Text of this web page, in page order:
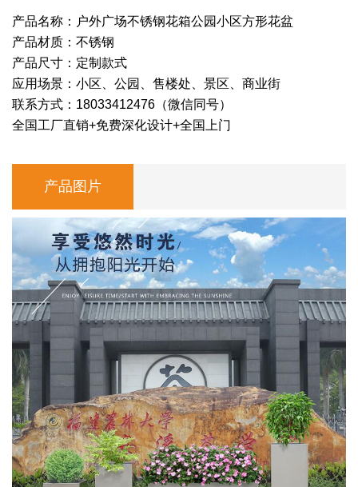
产品名称：户外广场不锈钢花箱公园小区方形花盆
产品材质：不锈钢
产品尺寸：定制款式
应用场景：小区、公园、售楼处、景区、商业街
联系方式：18033412476（微信同号）
全国工厂直销+免费深化设计+全国上门
产品图片